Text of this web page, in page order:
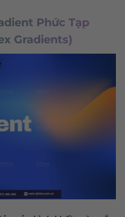
Phức Tạp
Gradients)